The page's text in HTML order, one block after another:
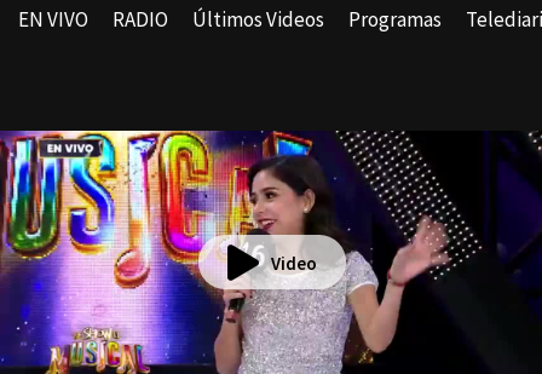
EN VIVO RADIO Últimos Videos Programas
Video